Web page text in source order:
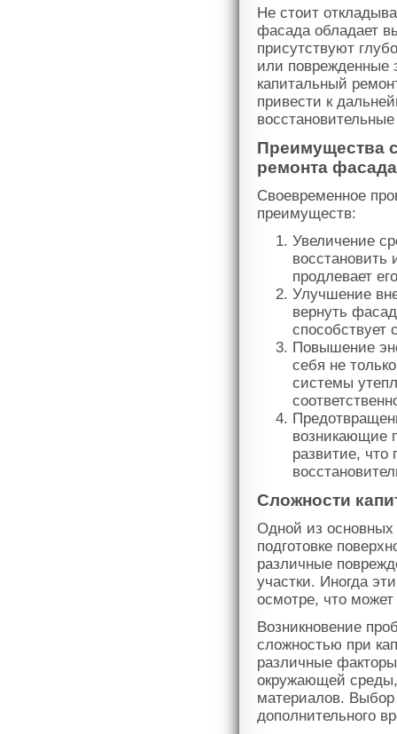
Не стоит
фасада обладает
присутствуют
или поврежденные
капитальный
привести к
Преимущества
ремонта фасада
Своевременное
преимуществ:
Увеличение
восстановить
продлевает
Улучшение
вернуть
способствует
Повышение
себя не
системы
возникающие
развитие, что
Сложности
Одной из
подготовке
различные
участки. Иногда
осмотре, что
Возникновение
сложностью при
различные
окружающей среды,
материалов.
дополнительного